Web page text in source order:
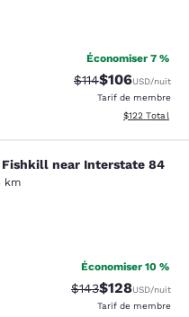
Économiser 7 %
Tarif barré :
$114Tarif réduit :
$106USD/nuit
Tarif de membre
Afficher les
$122 Total
near
near Interstate 84
km
874 commentaires
Économiser 10 %
Tarif barré :
$143Tarif réduit :
$128USD/nuit
Tarif de membre